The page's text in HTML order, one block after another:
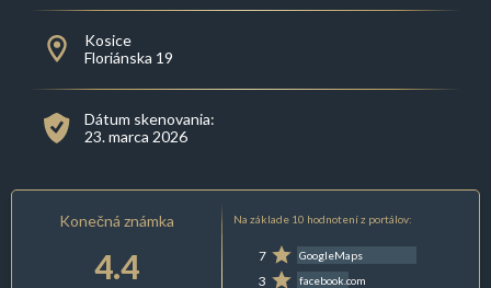
Kosice
Floriánska 19
Dátum skenovania:
23. marca 2026
Konečná známka
4.4
Na základe 10 hodnotení z portálov:
7 GoogleMaps
3 facebook.com